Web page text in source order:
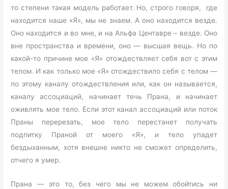
то степени такая модель работает. Но, строго говоря, где
находится наше «Я», мы не знаем. А оно находится везде.
Оно находится и во мне, и на Альфа Центавре – везде. Оно
вне пространства и времени, оно — высшая вещь. Но по
какой-то причине мое «Я» отождествляет себя вот с этим
телом. И как только мое «Я» отождествило себя с телом —
по этому каналу отождествления или, как он называется,
каналу ассоциаций, начинает течь Прана, и начинает
оживлять мое тело. Если этот канал ассоциаций или поток
Праны перерезать, мое тело перестанет получать
подпитку Праной от моего «Я», и тело упадет
бездыханным, хотя внешне никто не сможет определить,
отчего я умер.
Прана — это то, без чего мы не можем обойтись ни